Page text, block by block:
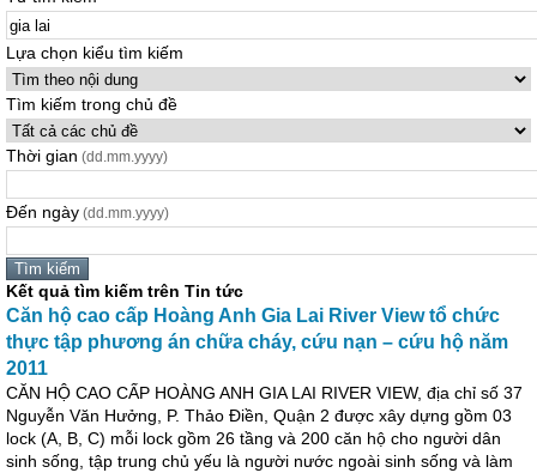
Lựa chọn kiểu tìm kiếm
Tìm kiếm trong chủ đề
Thời gian (dd.mm.yyyy)
Đến ngày (dd.mm.yyyy)
Kết quả tìm kiếm trên Tin tức
Căn hộ cao cấp Hoàng Anh Gia Lai River View tổ chức
thực tập phương án chữa cháy, cứu nạn – cứu hộ năm
2011
CĂN HỘ CAO CẤP HOÀNG ANH GIA LAI RIVER VIEW, địa chỉ số 37
Nguyễn Văn Hưởng, P. Thảo Điền, Quận 2 được xây dựng gồm 03
lock (A, B, C) mỗi lock gồm 26 tầng và 200 căn hộ cho người dân
sinh sống, tập trung chủ yếu là người nước ngoài sinh sống và làm